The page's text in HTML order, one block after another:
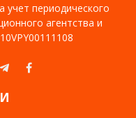
учет периодического
агентства и
TelegramFacebook